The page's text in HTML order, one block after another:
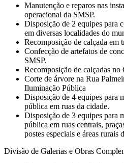
Manutenção e reparos nas
operacional da SMSP.
Disposição de 2 equipes para
em diversas localidades do
Recomposição de calçada em
Confecção de artefatos de
SMSP.
Recomposição de calçadas
Corte de árvore na Rua
Iluminação Pública
Disposição de 4 equipes para
pública em ruas da cidade.
Disposição de 3 equipes para
pública em ruas centrais,
postes especiais e áreas rurais
Divisão de Galerias e Obras